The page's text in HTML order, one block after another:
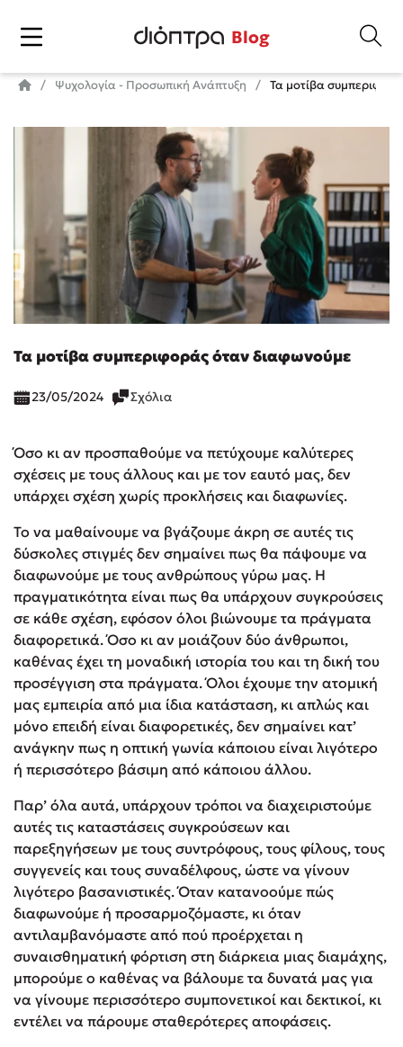
Blog
Ψυχολογία - Προσωπική Ανάπτυξη Τα μοτίβα
Τα μοτίβα συμπεριφοράς όταν διαφωνούμε
23/05/2024 Σχόλια
Όσο κι αν προσπαθούμε να πετύχουμε καλύτερες
σχέσεις με τους άλλους και με τον εαυτό μας, δεν
υπάρχει σχέση χωρίς προκλήσεις και διαφωνίες.
Το να μαθαίνουμε να βγάζουμε άκρη σε αυτές τις
δύσκολες στιγμές δεν σημαίνει πως θα πάψουμε να
διαφωνούμε με τους ανθρώπους γύρω μας. Η
πραγματικότητα είναι πως θα υπάρχουν συγκρούσεις
σε κάθε σχέση, εφόσον όλοι βιώνουμε τα πράγματα
διαφορετικά. Όσο κι αν μοιάζουν δύο άνθρωποι,
καθένας έχει τη μοναδική ιστορία του και τη δική του
προσέγγιση στα πράγματα. Όλοι έχουμε την ατομική
μας εμπειρία από μια ίδια κατάσταση, κι απλώς και
μόνο επειδή είναι διαφορετικές, δεν σημαίνει κατ’
ανάγκην πως η οπτική γωνία κάποιου είναι λιγότερο
ή περισσότερο βάσιμη από κάποιου άλλου.
Παρ’ όλα αυτά, υπάρχουν τρόποι να διαχειριστούμε
αυτές τις καταστάσεις συγκρούσεων και
παρεξηγήσεων με τους συντρόφους, τους φίλους, τους
συγγενείς και τους συναδέλφους, ώστε να γίνουν
λιγότερο βασανιστικές. Όταν κατανοούμε πώς
διαφωνούμε ή προσαρμοζόμαστε, κι όταν
αντιλαμβανόμαστε από πού προέρχεται η
συναισθηματική φόρτιση στη διάρκεια μιας διαμάχης,
μπορούμε ο καθένας να βάλουμε τα δυνατά μας για
να γίνουμε περισσότερο συμπονετικοί και δεκτικοί, κι
εντέλει να πάρουμε σταθερότερες αποφάσεις.